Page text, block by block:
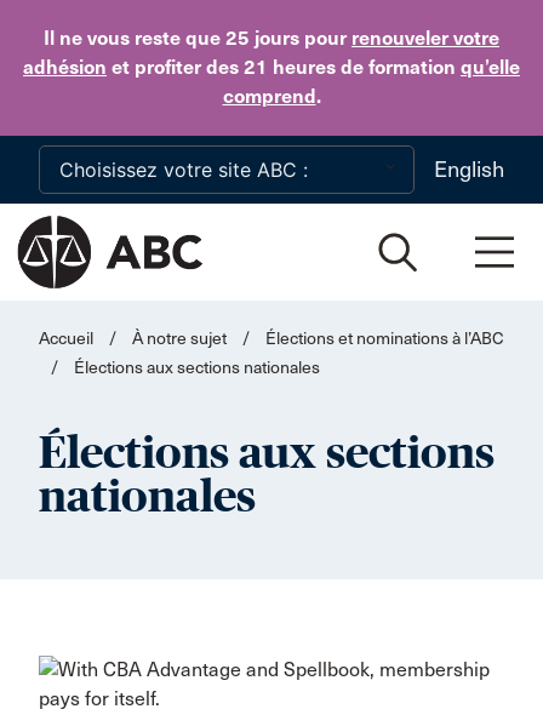
Il ne vous reste que 25 jours pour renouveler votre
adhésion et profiter des 21 heures de formation qu’elle
comprend.
Skip to main content
English
Accueil / À notre sujet /
Élections et nominations à l’ABC
/
Élections aux sections nationales
Élections aux sections
nationales